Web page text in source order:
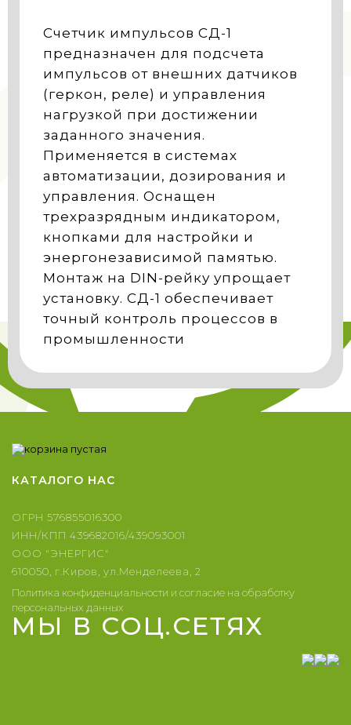
Счетчик импульсов СД-1
предназначен для подсчета
импульсов от внешних датчиков
(геркон, реле) и управления
нагрузкой при достижении
заданного значения.
Применяется в системах
автоматизации, дозирования и
управления. Оснащен
трехразрядным индикатором,
кнопками для настройки и
энергонезависимой памятью.
Монтаж на DIN-рейку упрощает
установку. СД-1 обеспечивает
точный контроль процессов в
промышленности
КАТАЛОГО НАС
ОГРН 576855016300
ИНН/КПП 439682016/439093001
ООО "ЭНЕРГИС"
610050, г.Киров, ул.Менделеева, 2
Политика конфиденциальности и согласие на обработку
персональных данных
МЫ В СОЦ.СЕТЯХ